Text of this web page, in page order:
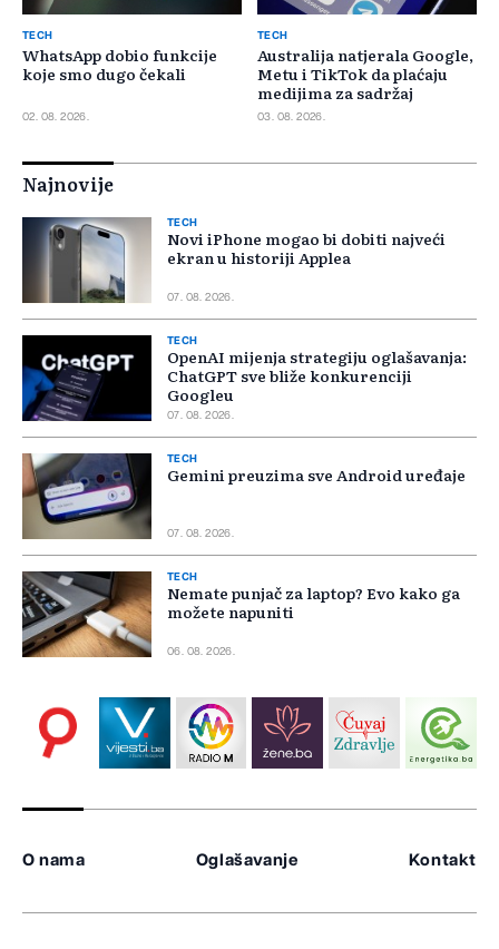
TECH
WhatsApp dobio funkcije
koje smo dugo čekali
02. 08. 2026.
TECH
Australija natjerala Google,
Metu i TikTok da plaćaju
medijima za sadržaj
03. 08. 2026.
Najnovije
TECH
Novi iPhone mogao bi dobiti najveći
ekran u historiji Applea
07. 08. 2026.
TECH
OpenAI mijenja strategiju oglašavanja:
ChatGPT sve bliže konkurenciji
Googleu
07. 08. 2026.
TECH
Gemini preuzima sve Android uređaje
07. 08. 2026.
TECH
Nemate punjač za laptop? Evo kako ga
možete napuniti
06. 08. 2026.
O nama Oglašavanje Kontakt